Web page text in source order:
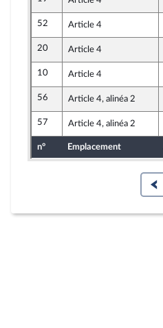
52 Article 4
20 Article 4
10 Article 4
56 Article 4, alinéa 2
57 Article 4, alinéa 2
n° Emplacement